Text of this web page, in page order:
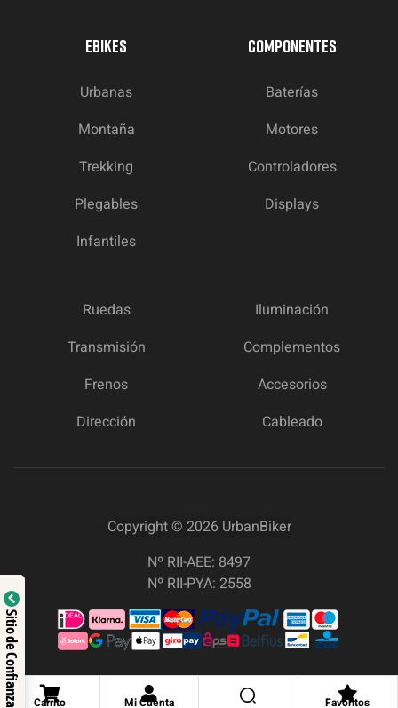
Carrito Mi Cuenta Favoritos
EBIKES
Urbanas
Montaña
Trekking
Plegables
Infantiles
COMPONENTES
Baterías
Motores
Controladores
Displays
Ruedas
Transmisión
Frenos
Dirección
Iluminación
Complementos
Accesorios
Cableado
Copyright © 2026 UrbanBiker
Nº RII-AEE: 8497
Nº RII-PYA: 2558
Sitio de Confianza